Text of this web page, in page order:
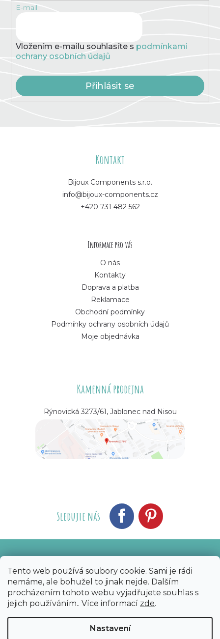
Tento web používá soubory cookie. Sami je rádi
nemáme, ale bohužel to jinak nejde. Dalším
procházením tohoto webu vyjadřujete souhlas s
jejich používáním.. Více informací zde.
Nastavení
E-mail
Vložením e-mailu souhlasíte s podmínkami
ochrany osobních údajů
Přihlásit se
Kontakt
Bijoux Components s.r.o.
info@bijoux-components.cz
+420 731 482 562
Informace pro vás
O nás
Kontakty
Doprava a platba
Reklamace
Obchodní podmínky
Podmínky ochrany osobních údajů
Moje objednávka
Kamenná prodejna
Rýnovická 3273/61, Jablonec nad Nisou
Sledujte nás
Copyright 2026 Bijoux Components - Svět
korálků. Všechna práva vyhrazena.